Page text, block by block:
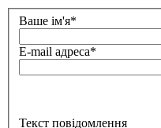
Ваше ім'я*
E-mail адреса*
Текст повідомлення